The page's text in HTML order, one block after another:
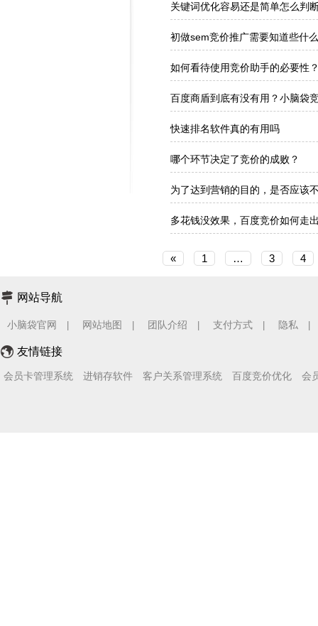
关键词优化容易还是简单怎么判
初做sem竞价推广需要知道些什
如何看待使用竞价助手的必要性
百度商盾到底有没有用？小脑袋
快速排名软件真的有用吗
哪个环节决定了竞价的成败？
为了达到营销的目的，是否应该
多花钱没效果，百度竞价如何走
« 1 … 3 4
网站导航
小脑袋官网 网站地图 团队介绍 支付方式 隐私
友情链接
会员卡管理系统 进销存软件 客户关系管理系统 百度竞价优化 会